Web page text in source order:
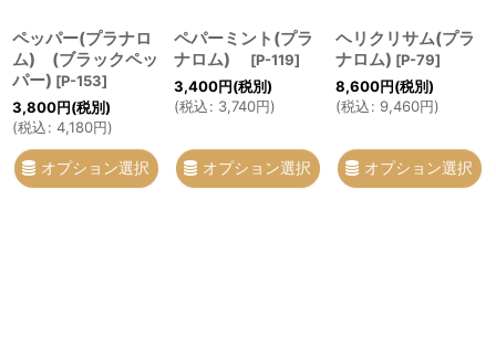
ペッパー(プラナロ
ム) (ブラックペッ
パー) [P-153]
3,800円(税別)
(税込: 4,180円)
オプション選択
ペパーミント(プラ
ナロム)
[P-119]
3,400円(税別)
(税込: 3,740円)
オプション選択
ヘリクリサム(プラ
ナロム) [P-79]
8,600円(税別)
(税込: 9,460円)
オプション選択